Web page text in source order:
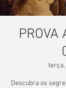
PROVA
Descubra os